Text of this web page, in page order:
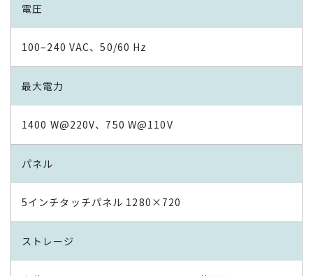
電圧
100–240 VAC、50/60 Hz
最大電力
1400 W@220V、750 W@110V
パネル
5インチタッチパネル 1280×720
ストレージ